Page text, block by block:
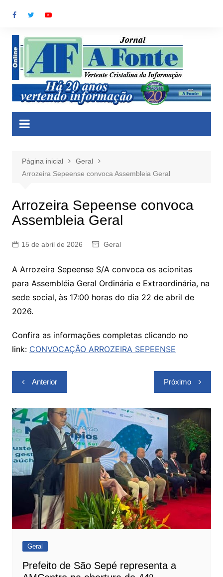
para
conteúdo
Página inicial
Geral
Arrozeira Sepeense convoca Assembleia Geral
Arrozeira Sepeense convoca
Assembleia Geral
15 de abril de 2026 Geral
A Arrozeira Sepeense S/A convoca os acionitas
para Assembléia Geral Ordinária e Extraordinária, na
sede social, às 17:00 horas do dia 22 de abril de
2026.
Confira as informações completas clicando no
link: CONVOCAÇÃO ARROZEIRA SEPEENSE
Navegação
de
Post
Anterior Próximo
Geral
Prefeito de São Sepé representa a